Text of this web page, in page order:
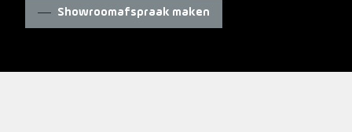
geïntegreerde IC 3.0-bagagedrager kun je alles
meenemen wat je voor je avonturen nodig hebt.
Showroomafspraak maken